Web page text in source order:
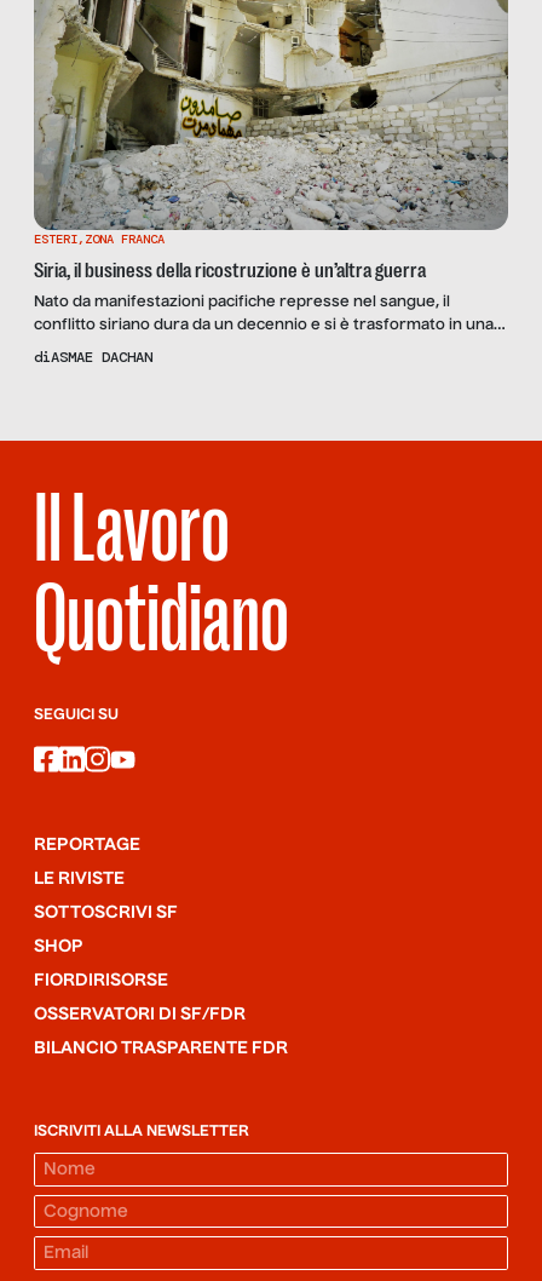
ESTERI, ZONA FRANCA
Siria, il business della ricostruzione è un’altra guerra
Nato da manifestazioni pacifiche represse nel sangue, il
conflitto siriano dura da un decennio e si è trasformato in una
crisi internazionale e umanitaria, la peggiore dalla Seconda
diASMAE DACHAN
Il Lavoro
Quotidiano
SEGUICI SU
facebook
linkedin
instagram
youtube
REPORTAGE
LE RIVISTE
SOTTOSCRIVI SF
SHOP
FIORDIRISORSE
OSSERVATORI DI SF/FDR
BILANCIO TRASPARENTE FDR
ISCRIVITI ALLA NEWSLETTER